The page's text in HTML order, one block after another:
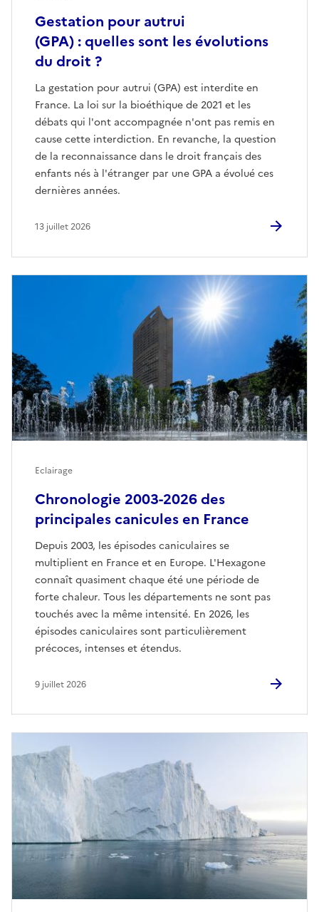
Gestation pour autrui
(GPA) : quelles sont les évolutions
du droit ?
La gestation pour autrui (GPA) est interdite en
France. La loi sur la bioéthique de 2021 et les
débats qui l'ont accompagnée n'ont pas remis en
cause cette interdiction. En revanche, la question
de la reconnaissance dans le droit français des
enfants nés à l'étranger par une GPA a évolué ces
dernières années.
13 juillet 2026
Chronologie 2003-2026 des
principales canicules en France
Depuis 2003, les épisodes caniculaires se
multiplient en France et en Europe. L'Hexagone
connaît quasiment chaque été une période de
forte chaleur. Tous les départements ne sont pas
touchés avec la même intensité. En 2026, les
épisodes caniculaires sont particulièrement
précoces, intenses et étendus.
Eclairage
9 juillet 2026